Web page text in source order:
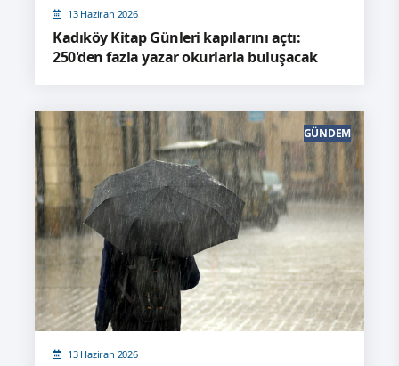
13 Haziran 2026
Kadıköy Kitap Günleri kapılarını açtı:
250'den fazla yazar okurlarla buluşacak
13 Haziran 2026
GÜNDEM